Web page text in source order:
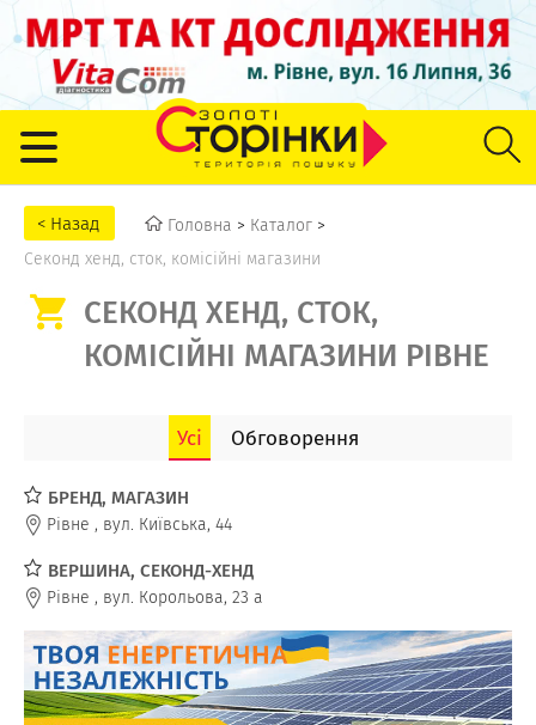
Головна > Каталог >
Секонд хенд, сток, комісійні магазини
СЕКОНД ХЕНД, СТОК,
КОМІСІЙНІ МАГАЗИНИ РІВНЕ
Усі Обговорення
БРЕНД, МАГАЗИН
Рівне , вул. Київська, 44
ВЕРШИНА, СЕКОНД-ХЕНД
Рівне , вул. Корольова, 23 а